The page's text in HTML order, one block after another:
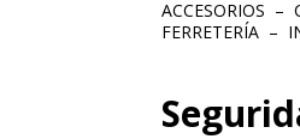
ACCESORIOS –
FERRETERÍA –